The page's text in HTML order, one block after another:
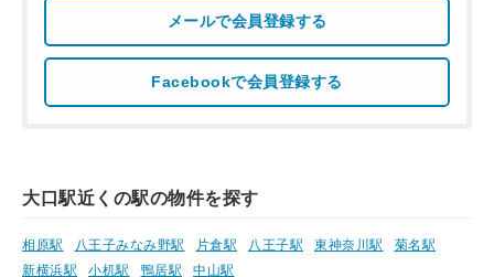
メールで会員登録する
Facebookで会員登録する
大口駅近くの駅の物件を探す
相原駅 八王子みなみ野駅 片倉駅 八王子駅 東神奈川駅
菊名駅
新横浜駅
小机駅 鴨居駅 中山駅